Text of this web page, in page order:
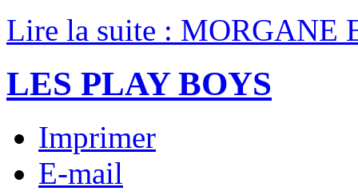
Lire la suite : MORGANE
LES PLAY BOYS
Imprimer
E-mail